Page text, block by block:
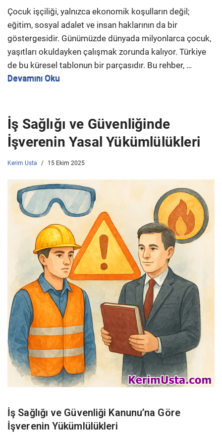
Çocuk işçiliği, yalnızca ekonomik koşulların değil;
eğitim, sosyal adalet ve insan haklarının da bir
göstergesidir. Günümüzde dünyada milyonlarca çocuk,
yaşıtları okuldayken çalışmak zorunda kalıyor. Türkiye
de bu küresel tablonun bir parçasıdır. Bu rehber, …
Devamını Oku
İş Sağlığı ve Güvenliğinde
İşverenin Yasal Yükümlülükleri
Kerim Usta 15 Ekim 2025
İş Sağlığı ve Güvenliği Kanunu’na Göre
İşverenin Yükümlülükleri